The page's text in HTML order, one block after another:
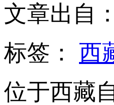
文章出自
标签： 西
位于西藏